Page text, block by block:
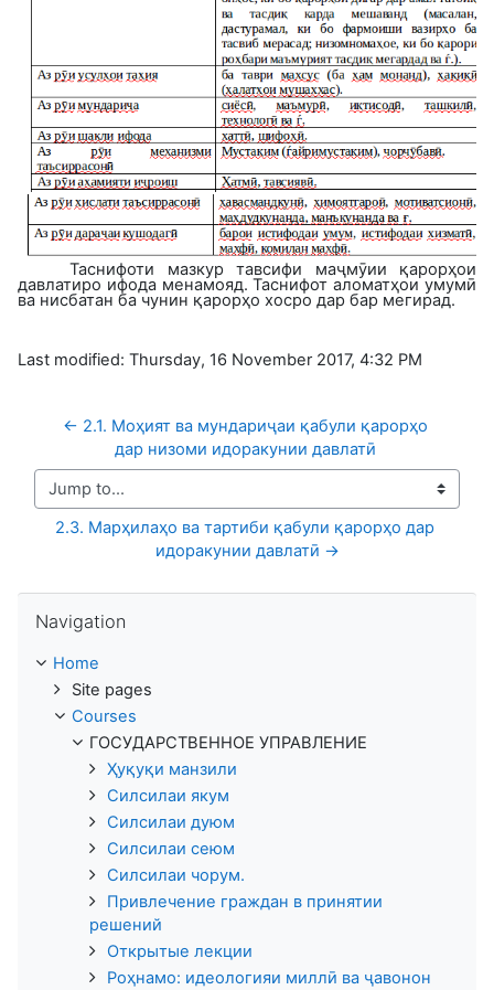
Таснифоти мазкур тавсифи маҷмӯии қарорҳои
давлатиро ифода менамояд. Таснифот аломатҳои умумӣ
ва нисбатан ба чунин қарорҳо хосро дар бар мегирад.
Last modified: Thursday, 16 November 2017, 4:32 PM
← 2.1. Моҳият ва мундариҷаи қабули қарорҳо
дар низоми идоракунии давлатӣ
Jump to...
2.3. Марҳилаҳо ва тартиби қабули қарорҳо дар
идоракунии давлатӣ →
Navigation
Home
Site pages
Courses
ГОСУДАРСТВЕННОЕ УПРАВЛЕНИЕ
Ҳуқуқи манзили
Силсилаи якум
Силсилаи дуюм
Силсилаи сеюм
Силсилаи чорум.
Привлечение граждан в принятии
решений
Открытые лекции
Роҳнамо: идеологияи миллӣ ва ҷавонон